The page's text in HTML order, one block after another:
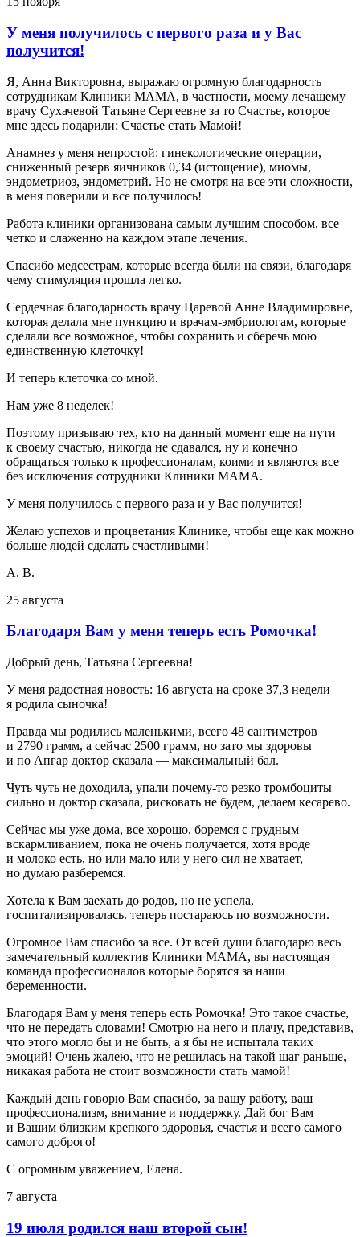
У меня получилось с первого раза и у Вас
получится!
Я, Анна Викторовна, выражаю огромную благодарность
сотрудникам Клиники МАМА, в частности, моему лечащему
врачу Сухачевой Татьяне Сергеевне за то Счастье, которое
мне здесь подарили: Счастье стать Мамой!
Анамнез у меня непростой: гинекологические операции,
сниженный резерв яичников 0,34 (истощение), миомы,
эндометриоз, эндометрий. Но не смотря на все эти сложности,
в меня поверили и все получилось!
Работа клиники организована самым лучшим способом, все
четко и слаженно на каждом этапе лечения.
Спасибо медсестрам, которые всегда были на связи, благодаря
чему стимуляция прошла легко.
Сердечная благодарность врачу Царевой Анне Владимировне,
которая делала мне пункцию и врачам-эмбриологам, которые
сделали все возможное, чтобы сохранить и сберечь мою
единственную клеточку!
И теперь клеточка со мной.
Нам уже 8 неделек!
Поэтому призываю тех, кто на данный момент еще на пути
к своему счастью, никогда не сдавался, ну и конечно
обращаться только к профессионалам, коими и являются все
без исключения сотрудники Клиники МАМА.
У меня получилось с первого раза и у Вас получится!
Желаю успехов и процветания Клинике, чтобы еще как можно
больше людей сделать счастливыми!
А. В.
25 августа
Благодаря Вам у меня теперь есть Ромочка!
Добрый день, Татьяна Сергеевна!
У меня радостная новость: 16 августа на сроке 37,3 недели
я родила сыночка!
Правда мы родились маленькими, всего 48 сантиметров
и 2790 грамм, а сейчас 2500 грамм, но зато мы здоровы
и по Апгар доктор сказала — максимальный бал.
Чуть чуть не доходила, упали почему-то резко тромбоциты
сильно и доктор сказала, рисковать не будем, делаем кесарево.
Сейчас мы уже дома, все хорошо, боремся с грудным
вскармливанием, пока не очень получается, хотя вроде
и молоко есть, но или мало или у него сил не хватает,
но думаю разберемся.
Хотела к Вам заехать до родов, но не успела,
госпитализировалась. теперь постараюсь по возможности.
Огромное Вам спасибо за все. От всей души благодарю весь
замечательный коллектив Клиники МАМА, вы настоящая
команда профессионалов которые борятся за наши
беременности.
Благодаря Вам у меня теперь есть Ромочка! Это такое счастье,
что не передать словами! Смотрю на него и плачу, представив,
что этого могло бы и не быть, а я бы не испытала таких
эмоций! Очень жалею, что не решилась на такой шаг раньше,
никакая работа не стоит возможности стать мамой!
Каждый день говорю Вам спасибо, за вашу работу, ваш
профессионализм, внимание и поддержку. Дай бог Вам
и Вашим близким крепкого здоровья, счастья и всего самого
самого доброго!
С огромным уважением, Елена.
7 августа
19 июля родился наш второй сын!